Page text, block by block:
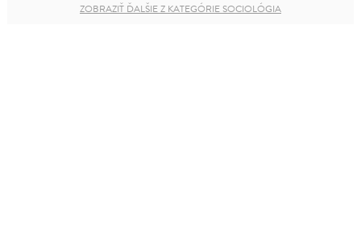
ZOBRAZIŤ ĎALŠIE Z KATEGÓRIE SOCIOLÓGIA